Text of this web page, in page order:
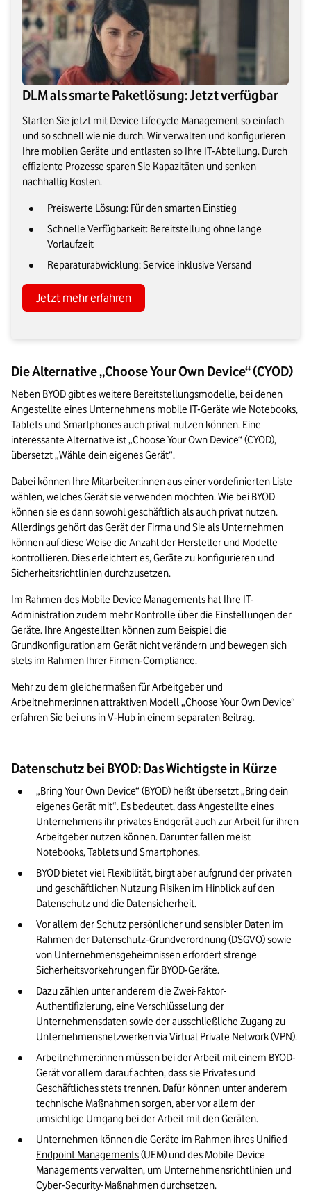
DLM als smarte Paketlösung: Jetzt verfügbar
Starten Sie jetzt mit Device Lifecycle Management so einfach
und so schnell wie nie durch. Wir verwalten und konfigurieren
Ihre mobilen Geräte und entlasten so Ihre IT-Abteilung. Durch
effiziente Prozesse sparen Sie Kapazitäten und senken
nachhaltig Kosten.
Preiswerte Lösung: Für den smarten Einstieg
Schnelle Verfügbarkeit: Bereitstellung ohne lange
Vorlaufzeit
Reparaturabwicklung: Service inklusive Versand
Jetzt mehr erfahren
Die Alternative „Choose Your Own Device“ (CYOD)
Neben BYOD gibt es weitere Bereitstellungsmodelle, bei denen
Angestellte eines Unternehmens mobile IT-Geräte wie Notebooks,
Tablets und Smartphones auch privat nutzen können. Eine
interessante Alternative ist „Choose Your Own Device“ (CYOD),
übersetzt „Wähle dein eigenes Gerät“.
Dabei können Ihre Mitarbeiter:innen aus einer vordefinierten Liste
wählen, welches Gerät sie verwenden möchten. Wie bei BYOD
können sie es dann sowohl geschäftlich als auch privat nutzen.
Allerdings gehört das Gerät der Firma und Sie als Unternehmen
können auf diese Weise die Anzahl der Hersteller und Modelle
kontrollieren. Dies erleichtert es, Geräte zu konfigurieren und
Sicherheitsrichtlinien durchzusetzen.
Im Rahmen des Mobile Device Managements hat Ihre IT-
Administration zudem mehr Kontrolle über die Einstellungen der
Geräte. Ihre Angestellten können zum Beispiel die
Grundkonfiguration am Gerät nicht verändern und bewegen sich
stets im Rahmen Ihrer Firmen-Compliance.
Mehr zu dem gleichermaßen für Arbeitgeber und
Arbeitnehmer:innen attraktiven Modell „Choose Your Own Device“
erfahren Sie bei uns in V-Hub in einem separaten Beitrag.
Datenschutz bei BYOD: Das Wichtigste in Kürze
„Bring Your Own Device“ (BYOD) heißt übersetzt „Bring dein
eigenes Gerät mit“. Es bedeutet, dass Angestellte eines
Unternehmens ihr privates Endgerät auch zur Arbeit für ihren
Arbeitgeber nutzen können. Darunter fallen meist
Notebooks, Tablets und Smartphones.
BYOD bietet viel Flexibilität, birgt aber aufgrund der privaten
und geschäftlichen Nutzung Risiken im Hinblick auf den
Datenschutz und die Datensicherheit.
Vor allem der Schutz persönlicher und sensibler Daten im
Rahmen der Datenschutz-Grundverordnung (DSGVO) sowie
von Unternehmensgeheimnissen erfordert strenge
Sicherheitsvorkehrungen für BYOD-Geräte.
Dazu zählen unter anderem die Zwei-Faktor-
Authentifizierung, eine Verschlüsselung der
Unternehmensdaten sowie der ausschließliche Zugang zu
Unternehmensnetzwerken via Virtual Private Network (VPN).
Arbeitnehmer:innen müssen bei der Arbeit mit einem BYOD-
Gerät vor allem darauf achten, dass sie Privates und
Geschäftliches stets trennen. Dafür können unter anderem
technische Maßnahmen sorgen, aber vor allem der
umsichtige Umgang bei der Arbeit mit den Geräten.
Unternehmen können die Geräte im Rahmen ihres Unified
Endpoint Managements (UEM) und des Mobile Device
Managements verwalten, um Unternehmensrichtlinien und
Cyber-Security-Maßnahmen durchsetzen.